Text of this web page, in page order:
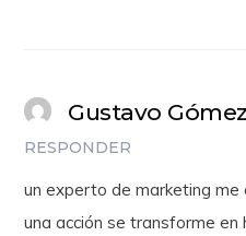
Gustavo Gómez
RESPONDER
un experto de marketing me
una acción se transforme